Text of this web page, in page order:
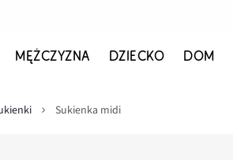
MĘŻCZYZNA DZIECKO DOM
Sukienka midi